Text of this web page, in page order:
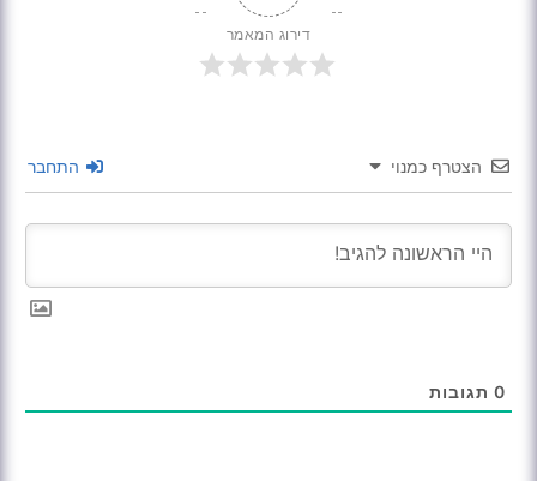
דירוג המאמר
הצטרף כמנוי התחבר
0 תגובות